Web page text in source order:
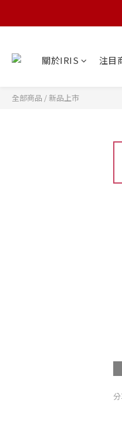
關於IRIS 注目
全部商品 /新品上市